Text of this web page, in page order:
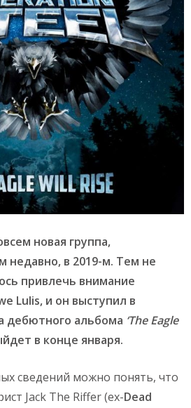
новая группа,
недавно, в 2019-м. Тем не
привлечь внимание
Lulis, и он выступил в
дебютного альбома ‘The Eagle
в конце января.
сведений можно понять, что
Jack The Riffer (ex-Dead